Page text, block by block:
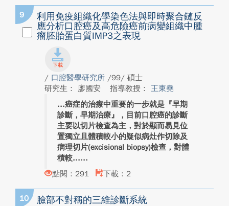
9
利用免疫組織化學染色法與即時聚合鏈反
應分析口腔癌及高危險癌前病變組織中腫
瘤胚胎蛋白質IMP3之表現
/ 口腔醫學研究所 /99/ 碩士
研究生： 廖國安
指導教授： 王東堯
癌症的治療中重要的一步就是『早期
診斷，早期治療』，目前口腔癌的診斷
主要以切片檢查為主，對於顯而易見位
置獨立且體積較小的疑似病灶作切除及
病理切片(excisional biopsy)檢查，對體
積較...
點閱：291
下載：2
10 臉部不對稱的三維診斷系統